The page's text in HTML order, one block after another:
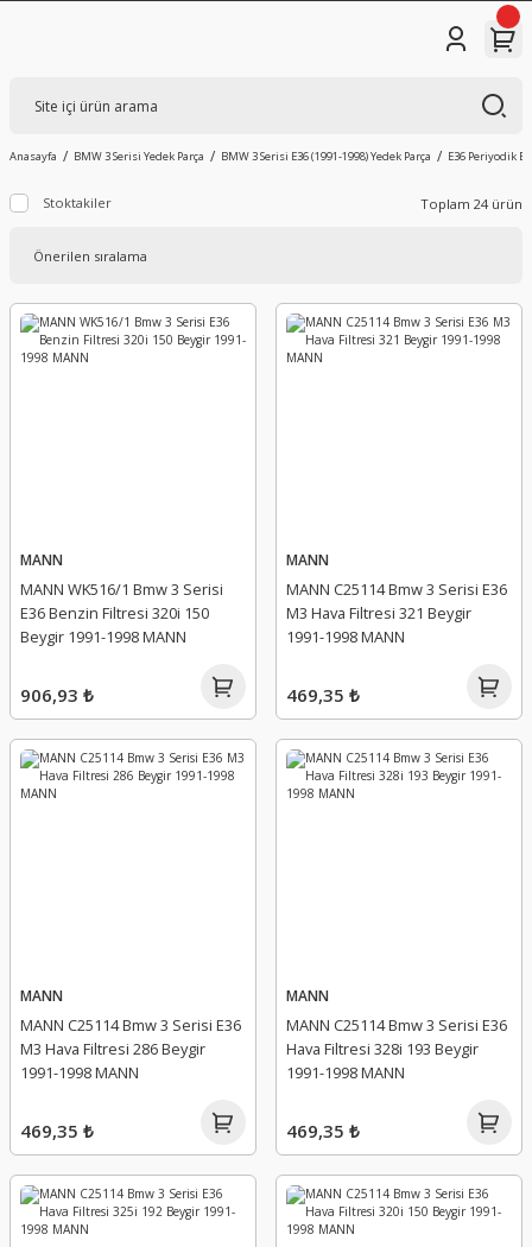
Anasayfa BMW 3 Serisi Yedek Parça BMW 3 Serisi E36 (1991-1998) Yedek Parça E36 Periyodik
Stoktakiler Toplam 24 ürün
MANN
MANN WK516/1 Bmw 3 Serisi
E36 Benzin Filtresi 320i 150
Beygir 1991-1998 MANN
906,93 ₺
MANN
MANN C25114 Bmw 3 Serisi E36
M3 Hava Filtresi 321 Beygir
1991-1998 MANN
469,35 ₺
MANN
MANN C25114 Bmw 3 Serisi E36
M3 Hava Filtresi 286 Beygir
1991-1998 MANN
469,35 ₺
MANN
MANN C25114 Bmw 3 Serisi E36
Hava Filtresi 328i 193 Beygir
1991-1998 MANN
469,35 ₺